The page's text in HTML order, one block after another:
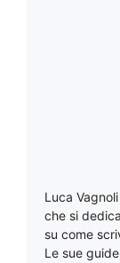
Luca
che si
su come
Le sue